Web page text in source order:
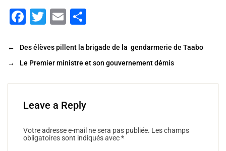
F
c
e
b
o
k
T
tt
er
E
ai
l
ta
g
er
←
Des élèves pillent la brigade de la gendarmerie de Taabo
→
Le Premier ministre et son gouvernement démis
Leave a Reply
Votre adresse e-mail ne sera pas publiée. Les champs
obligatoires sont indiqués avec*